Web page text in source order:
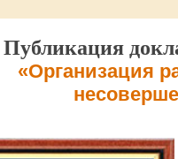
Публикация
«Организация